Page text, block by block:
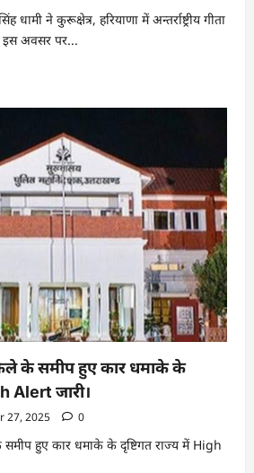
धामी ने कुरूक्षेत्र, हरियाणा में अन्तर्राष्ट्रीय गीता
इस अवसर पर...
के समीप हुए कार धमाके के
Alert जारी।
27, 2025 0
हुए कार धमाके के दृष्टिगत राज्य में High